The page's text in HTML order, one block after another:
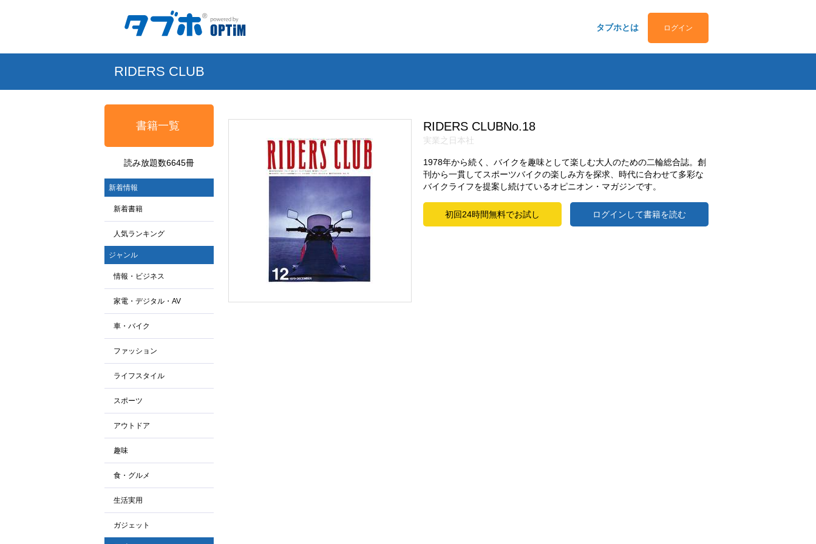
タブホとは ログイン
RIDERS CLUB
書籍一覧
読み放題数6645冊
新着情報
新着書籍
人気ランキング
ジャンル
情報・ビジネス
家電・デジタル・AV
車・バイク
ファッション
ライフスタイル
スポーツ
アウトドア
趣味
食・グルメ
生活実用
ガジェット
RIDERS CLUBNo.18
実業之日本社
1978年から続く、バイクを趣味として楽しむ大人のための二輪総合誌。創
刊から一貫してスポーツバイクの楽しみ方を探求、時代に合わせて多彩な
バイクライフを提案し続けているオピニオン・マガジンです。
初回24時間無料でお試し ログインして書籍を読む